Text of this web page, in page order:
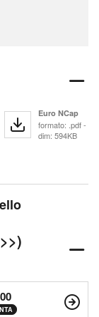
Euro NCap
formato: .pdf -
dim: 594KB